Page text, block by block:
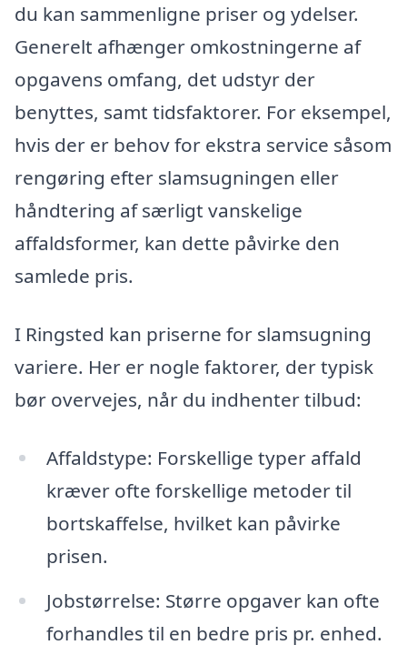
du kan sammenligne priser og ydelser.
Generelt afhænger omkostningerne af
opgavens omfang, det udstyr der
benyttes, samt tidsfaktorer. For eksempel,
hvis der er behov for ekstra service såsom
rengøring efter slamsugningen eller
håndtering af særligt vanskelige
affaldsformer, kan dette påvirke den
samlede pris.
I Ringsted kan priserne for slamsugning
variere. Her er nogle faktorer, der typisk
bør overvejes, når du indhenter tilbud:
Affaldstype: Forskellige typer affald
kræver ofte forskellige metoder til
bortskaffelse, hvilket kan påvirke
prisen.
Jobstørrelse: Større opgaver kan ofte
forhandles til en bedre pris pr. enhed.